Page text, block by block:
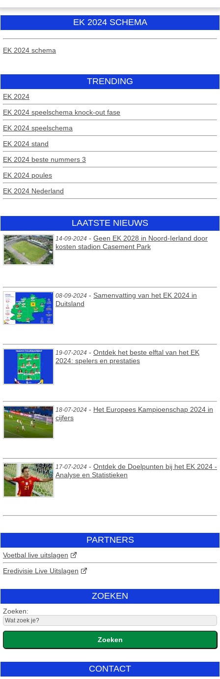
EK 2024 SCHEMA
EK 2024 schema
TRENDING
EK 2024
EK 2024 speelschema knock-out fase
EK 2024 speelschema
EK 2024 stand
EK 2024 beste nummers 3
EK 2024 poules
EK 2024 Nederland
LAATSTE NIEUWS
14-09-2024 - Geen EK 2028 in Noord-Ierland door
kosten stadion Casement Park
08-09-2024 - Samenvatting van het EK 2024 in
Duitsland
19-07-2024 - Ontdek het beste elftal van het EK
2024: spelers en prestaties
18-07-2024 - Het Europees Kampioenschap 2024 in
cijfers
17-07-2024 - Ontdek de Doelpunten bij het EK 2024 -
Analyse en Statistieken
PARTNERS
Voetbal live uitslagen
Eredivisie Live Uitslagen
ZOEKEN
Zoeken:
CONTACT